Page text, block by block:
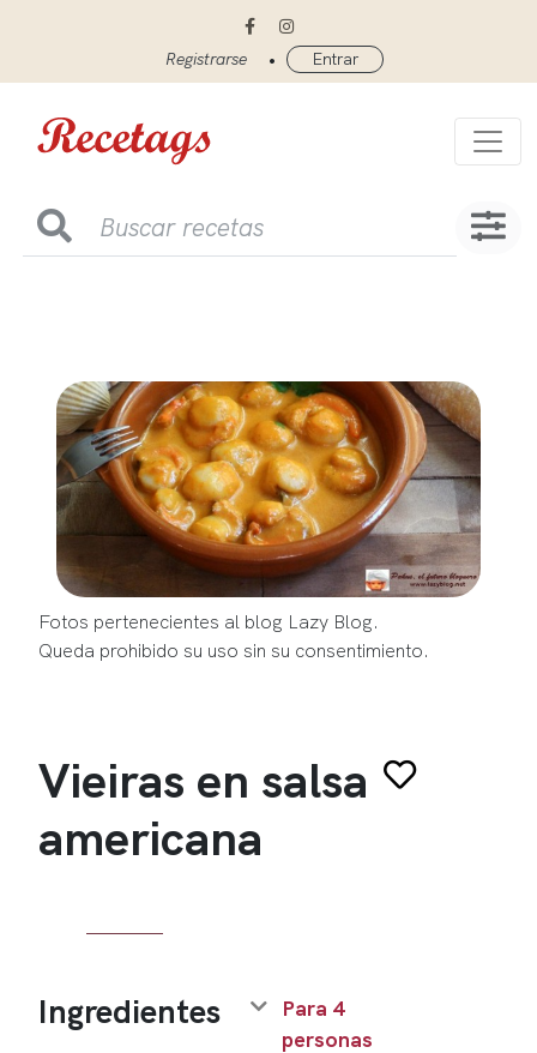
Registrarse • Entrar
Fotos pertenecientes al blog Lazy Blog.
Queda prohibido su uso sin su consentimiento.
Vieiras en salsa
americana
Ingredientes
Para 4
personas